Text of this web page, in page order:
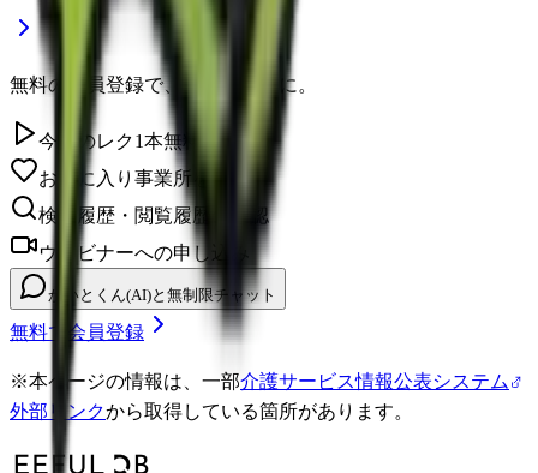
無料の会員登録で、さらに便利に。
今日のレク1本無料視聴
お気に入り事業所を保存
検索履歴・閲覧履歴の確認
ウェビナーへの申し込み
かいとくん(AI)と無制限チャット
無料で会員登録
※本ページの情報は、一部介護サービス情報公表システム
外部リンクから取得している箇所があります。